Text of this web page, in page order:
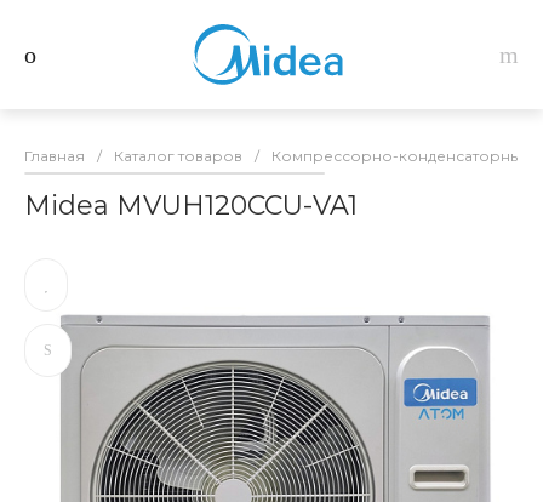
Главная / Каталог товаров / Компрессорно-конденсаторные
Midea MVUH120CCU-VA1